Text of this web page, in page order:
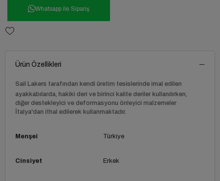
Whatsapp ile Sipariş
Ürün Özellikleri
Sail Lakers tarafından kendi üretim tesislerinde imal edilen
ayakkabılarda, hakiki deri ve birinci kalite deriler kullanılırken,
diğer destekleyici ve deformasyonu önleyici malzemeler
İtalya'dan ithal edilerek kullanmaktadır.
Menşei Türkiye
Cinsiyet Erkek